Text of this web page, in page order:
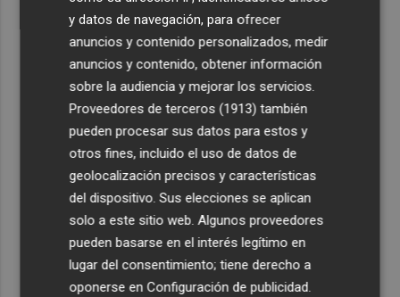
y datos de navegación, para ofrecer
anuncios y contenido personalizados, medir
anuncios y contenido, obtener información
sobre la audiencia y mejorar los servicios.
Proveedores de terceros (1913) también
pueden procesar sus datos para estos y
otros fines, incluido el uso de datos de
geolocalización precisos y características
del dispositivo. Sus elecciones se aplican
solo a este sitio web. Algunos proveedores
pueden basarse en el interés legítimo en
lugar del consentimiento; tiene derecho a
oponerse enConfiguración de publicidad.